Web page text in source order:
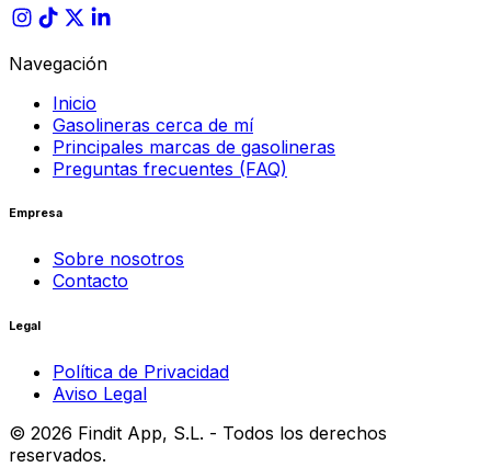
Navegación
Inicio
Gasolineras cerca de mí
Principales marcas de gasolineras
Preguntas frecuentes (FAQ)
Empresa
Sobre nosotros
Contacto
Legal
Política de Privacidad
Aviso Legal
© 2026 Findit App, S.L. - Todos los derechos
reservados.